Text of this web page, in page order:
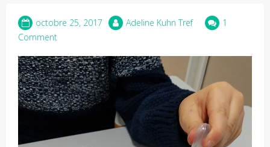
octobre 25, 2017 Adeline Kuhn Tref
1
Comment